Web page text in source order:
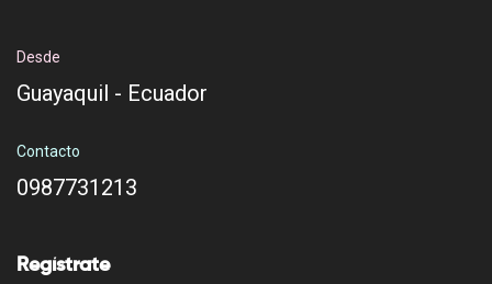
Desde
Guayaquil - Ecuador
Contacto
0987731213
Regístrate